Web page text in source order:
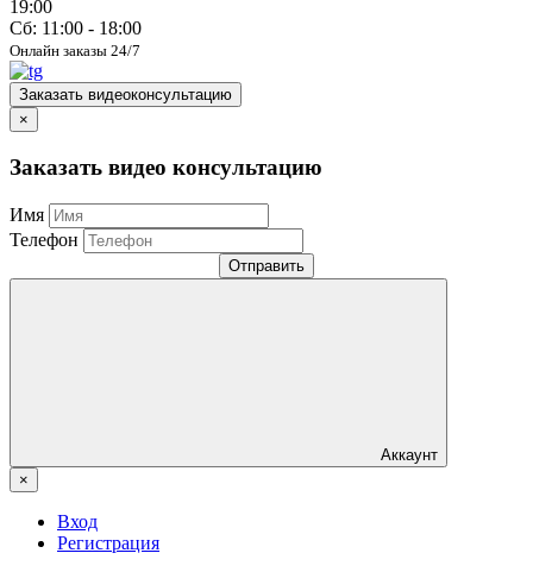
19:00
Сб: 11:00 - 18:00
Онлайн заказы 24/7
Заказать видеоконсультацию
×
Заказать видео консультацию
Имя
Телефон
Отправить
Аккаунт
×
Вход
Регистрация